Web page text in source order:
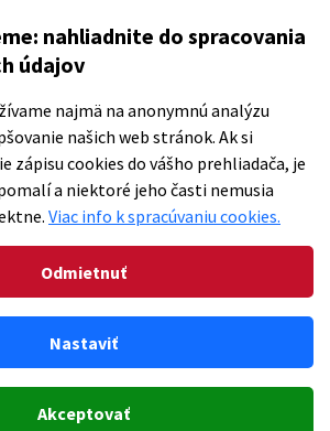
nahliadnite do spracovania
údajov
najmä na anonymnú analýzu
našich web stránok. Ak si
zápisu cookies do vášho prehliadača, je
a niektoré jeho časti nemusia
Viac info k spracúvaniu cookies.
Odmietnuť
Nastaviť
Akceptovať